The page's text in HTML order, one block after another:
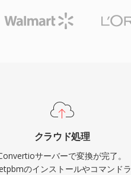
クラウド処理
サーバーで変換が完了。
のインストールやコマンドラ